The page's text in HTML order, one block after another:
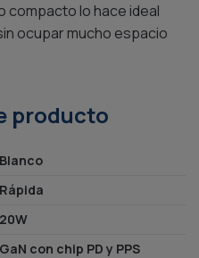
compacto lo hace ideal
ocupar mucho espacio
producto
Blanco
Rápida
20W
GaN con chip PD y PPS